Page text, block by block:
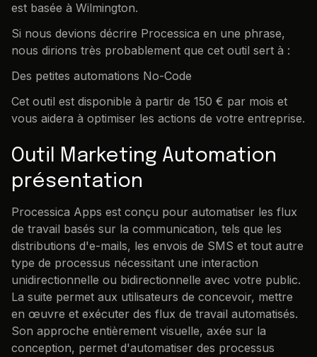
est basée à Wilmington.
Si nous devions décrire Processica en une phrase,
nous dirions très probablement que cet outil sert à :
Des petites automations No-Code
Cet outil est disponible à partir de 150 € par mois et
vous aidera à optimiser les actions de votre entreprise.
Outil Marketing Automation
présentation
Processica Apps est conçu pour automatiser les flux
de travail basés sur la communication, tels que les
distributions d'e-mails, les envois de SMS et tout autre
type de processus nécessitant une interaction
unidirectionnelle ou bidirectionnelle avec votre public.
La suite permet aux utilisateurs de concevoir, mettre
en œuvre et exécuter des flux de travail automatisés.
Son approche entièrement visuelle, axée sur la
conception, permet d'automatiser des processus